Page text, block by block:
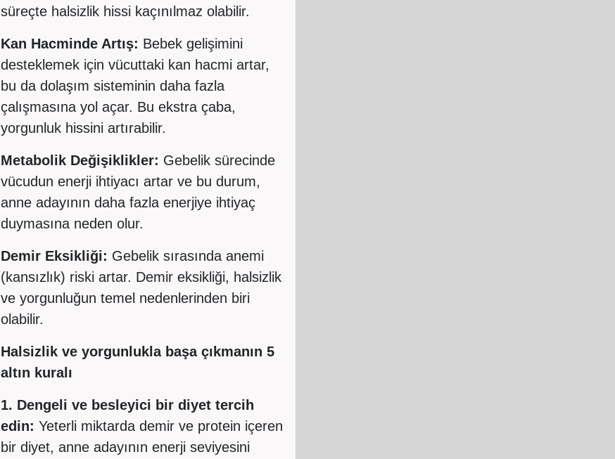
süreçte halsizlik hissi kaçınılmaz olabilir.
Kan Hacminde Artış: Bebek gelişimini
desteklemek için vücuttaki kan hacmi artar,
bu da dolaşım sisteminin daha fazla
çalışmasına yol açar. Bu ekstra çaba,
yorgunluk hissini artırabilir.
Metabolik Değişiklikler: Gebelik sürecinde
vücudun enerji ihtiyacı artar ve bu durum,
anne adayının daha fazla enerjiye ihtiyaç
duymasına neden olur.
Demir Eksikliği: Gebelik sırasında anemi
(kansızlık) riski artar. Demir eksikliği, halsizlik
ve yorgunluğun temel nedenlerinden biri
olabilir.
Halsizlik ve yorgunlukla başa çıkmanın 5
altın kuralı
1. Dengeli ve besleyici bir diyet tercih
edin: Yeterli miktarda demir ve protein içeren
bir diyet, anne adayının enerji seviyesini